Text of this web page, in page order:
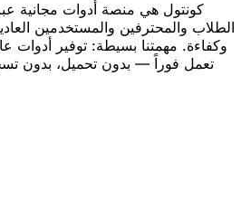
كونتول هي منصة أدوات مجانية
الطلاب والمحترفين والمستخدمين
وكفاءة. مهمتنا بسيطة: توفير أدوات
تعمل فوراً — بدون تحميل، بدون